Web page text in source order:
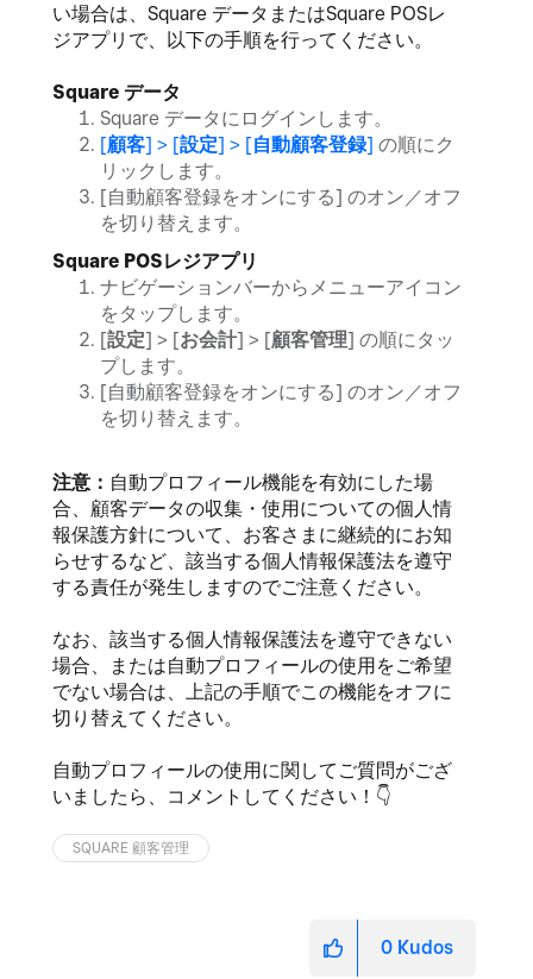
い場合は、Square データまたはSquare POSレ
ジアプリで、以下の手順を行ってください。
Square データ
Square データにログインします。
[顧客] > [設定] > [自動顧客登録] の順にク
リックします。
[自動顧客登録をオンにする] のオン／オフ
を切り替えます。
Square POSレジアプリ
ナビゲーションバーからメニューアイコン
をタップします。
[設定] > [お会計] > [顧客管理] の順にタッ
プします。
[自動顧客登録をオンにする] のオン／オフ
を切り替えます。
注意： 自動プロフィール機能を有効にした場
合、顧客データの収集・使用についての個人情
報保護方針について、お客さまに継続的にお知
らせするなど、該当する個人情報保護法を遵守
する責任が発生しますのでご注意ください。
なお、該当する個人情報保護法を遵守できない
場合、または自動プロフィールの使用をご希望
でない場合は、上記の手順でこの機能をオフに
切り替えてください。
自動プロフィールの使用に関してご質問がござ
いましたら、コメントしてください！ 👇
SQUARE 顧客管理
0 Kudos